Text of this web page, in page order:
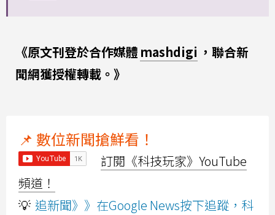
《原文刊登於合作媒體 mashdigi ，聯合新
聞網獲授權轉載。》
📌 數位新聞搶鮮看！
訂閱《科技玩家》YouTube
頻道！
💡 追新聞》》在Google News按下追蹤，科